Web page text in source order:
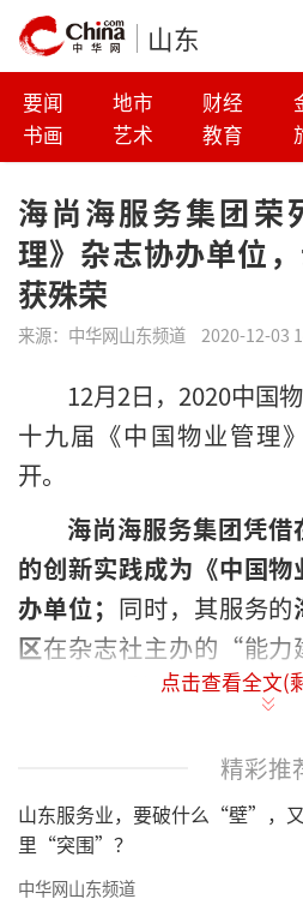
山东
要闻 地市 财经
书画
艺术 教育
海尚海服务集团荣
理》杂志协办单位
获殊荣
来源： 中华网山东频道 2020-12-03
12月2日，2020中国
十九届《中国物业管理
开。
海尚海服务集团凭
的创新实践成为《中国
办单位； 同时，其服务的
区在杂志社主办的“能
九届物业管理行业摄
现场展示社区的智慧
点击查看全文(
精彩推
山东服务业，要破什么“壁”，
里“突围”？
中华网山东频道